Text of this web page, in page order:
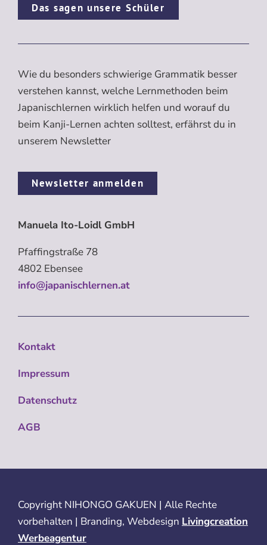
Das sagen unsere Schüler
Wie du besonders schwierige Grammatik besser
verstehen kannst, welche Lernmethoden beim
Japanischlernen wirklich helfen und worauf du
beim Kanji-Lernen achten solltest, erfährst du in
unserem Newsletter
Newsletter anmelden
Manuela Ito-Loidl GmbH
Pfaffingstraße 78
4802 Ebensee
info@japanischlernen.at
Kontakt
Impressum
Datenschutz
AGB
Copyright NIHONGO GAKUEN | Alle Rechte
vorbehalten | Branding, Webdesign Livingcreation
Werbeagentur